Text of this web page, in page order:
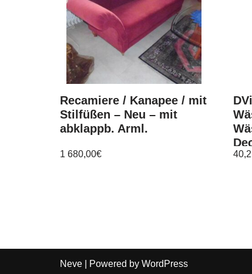
Recamiere / Kanapee / mit
Stilfüßen – Neu – mit
abklappb. Arml.
1 680,00€
Neve | Powered by WordPress